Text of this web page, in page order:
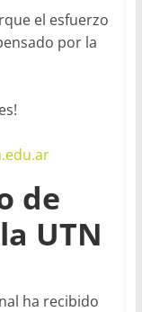
el esfuerzo
por la
de
UTN
ha recibido